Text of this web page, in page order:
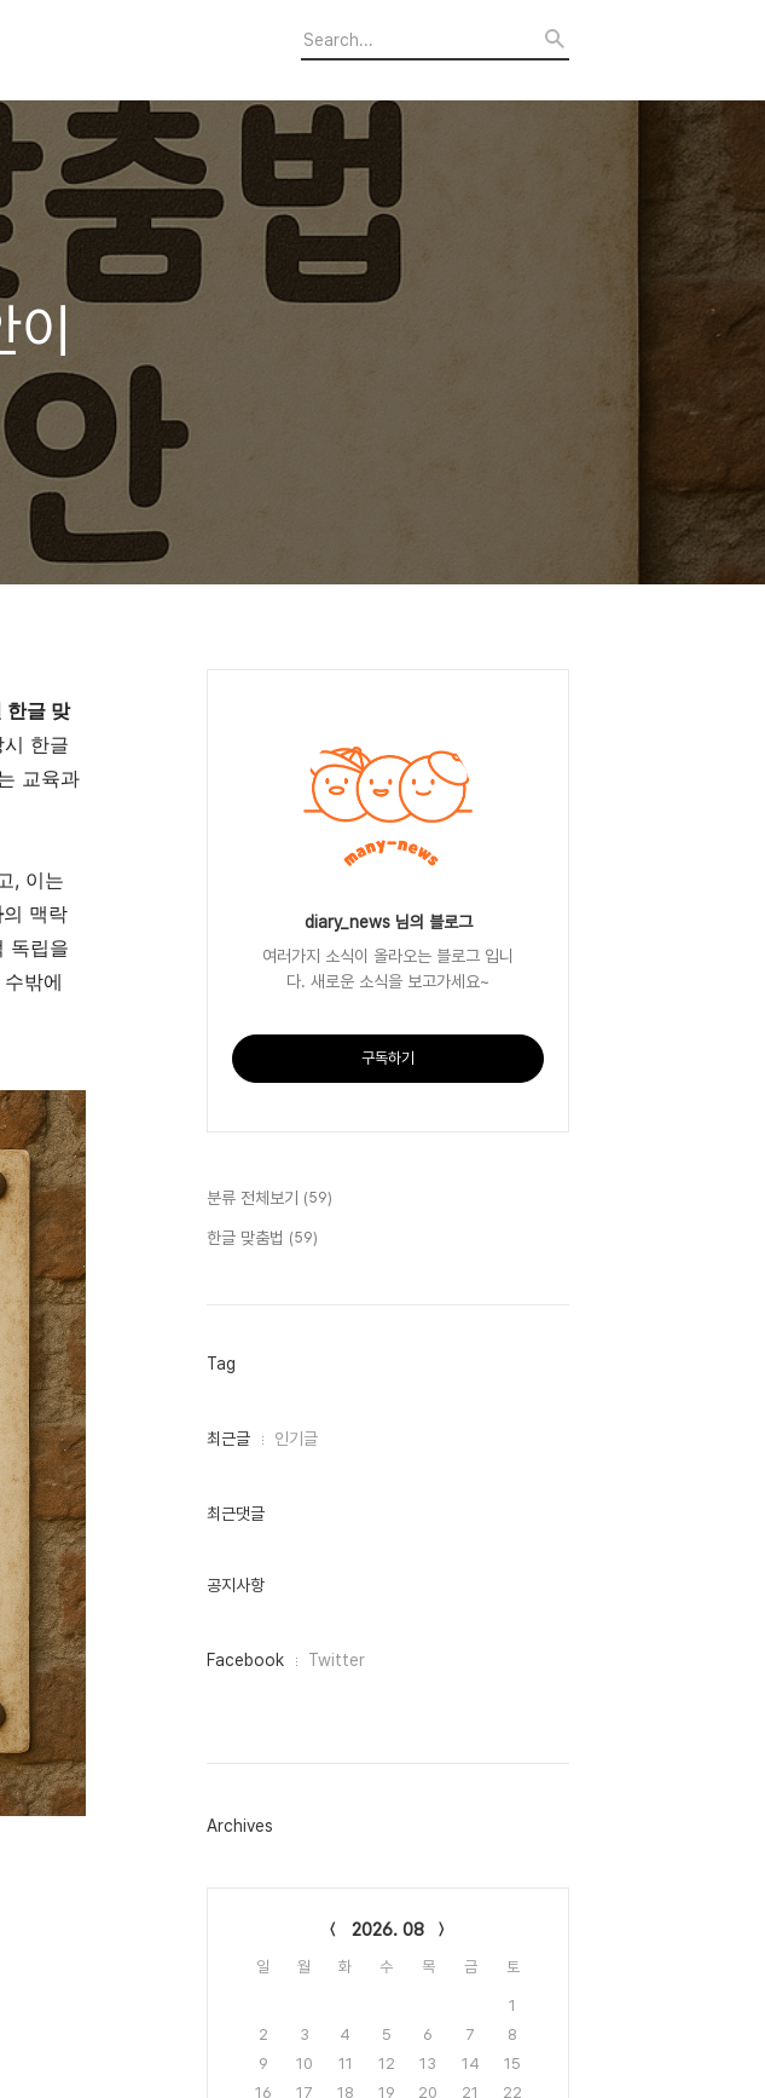
이
글 맞
한글
교육과
, 이는
의 맥락
독립을
밖에
diary_news 님의 블로그
여러가지 소식이 올라오는 블로그 입니
다. 새로운 소식을 보고가세요~
구독하기
분류 전체보기 (59)
한글 맞춤법 (59)
Tag
최
인
최근글 인기글
최근댓글
공지사항
페
그
Facebook Twitter
Archives
2026. 08
일 월 화 수 목 금 토
1
2
3 4 5 6 7
8
9
10 11 12 13 14
15
16
17 18 19 20 21
22